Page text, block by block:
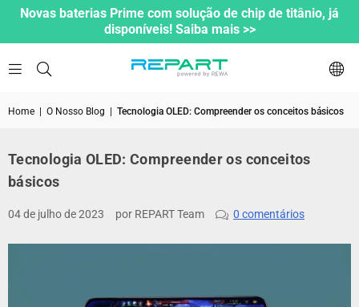
Novas baterias Prime com solução de chip de titânio, já
disponíveis! Saiba mais >>
Home O Nosso Blog Tecnologia OLED: Compreender os conceitos básicos
Tecnologia OLED: Compreender os conceitos
básicos
04 de julho de 2023 por REPART Team 0 comentários